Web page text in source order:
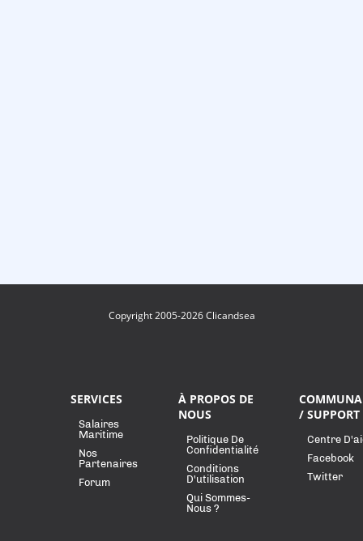
Copyright 2005-2026 Clicandsea
SERVICES
Salaires
Maritime
Nos
Partenaires
Forum
À PROPOS DE
NOUS
Politique De
Confidentialité
Conditions
D'utilisation
Qui Sommes-
Nous ?
/ SUPPORT
Centre
Facebook
Twitter